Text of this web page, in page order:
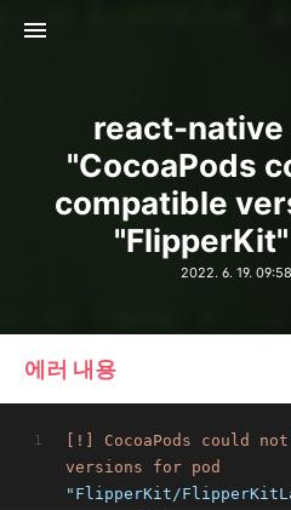
react-native
"CocoaPods
compatible
"FlipperKit"
2022. 6. 19. 09:58
에러 내용
[!] CocoaPods could not
versions
for pod
"FlipperKit/
다